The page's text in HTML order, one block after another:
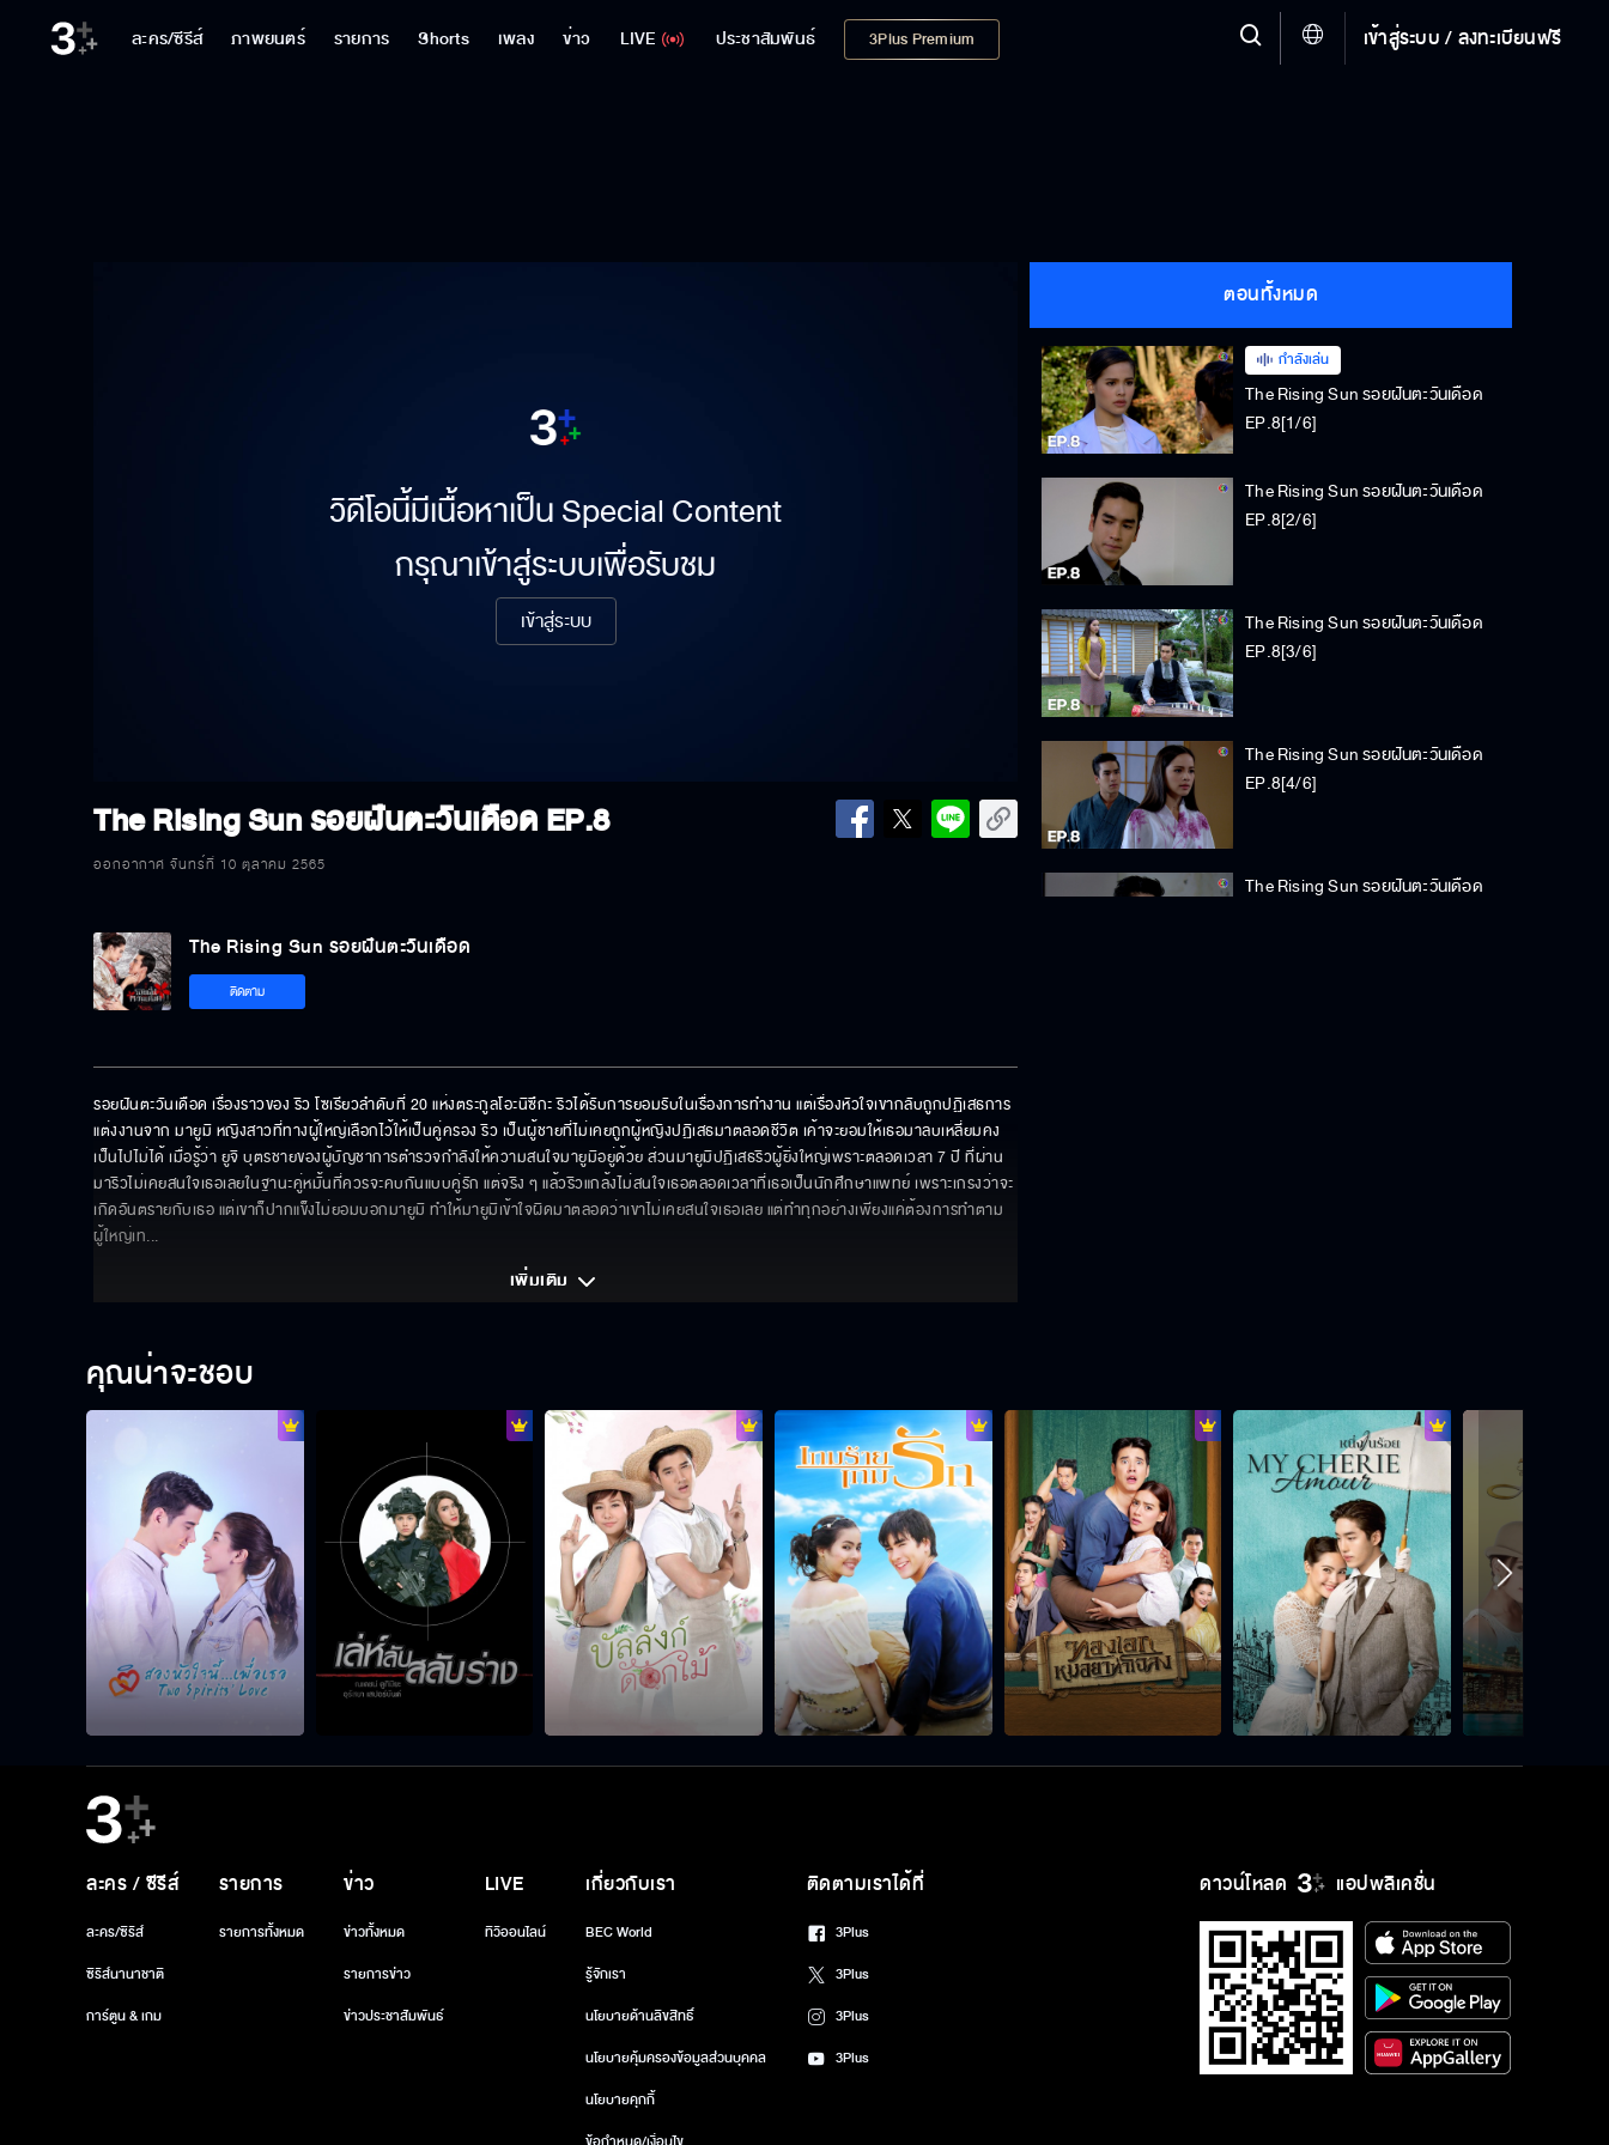
ละคร/ซีรีส์ ภาพยนตร์ รายการ Shorts เพลง ข่าว LIVE ประชาสัมพันธ์ 3Plus Premium เข้าสู่ระบบ / ลงทะเบียนฟรี
วิดีโอนี้มีเนื้อหาเป็น Special Content
กรุณาเข้าสู่ระบบเพื่อรับชม
เข้าสู่ระบบ
The Rising Sun รอยฝันตะวันเดือดEP.8
ออกอากาศ จันทร์ที่ 10 ตุลาคม 2565
ตอนทั้งหมด
กำลังเล่น
The Rising Sun รอยฝันตะวันเดือด
EP.8[1/6]
The Rising Sun รอยฝันตะวันเดือด
EP.8[2/6]
The Rising Sun รอยฝันตะวันเดือด
EP.8[3/6]
The Rising Sun รอยฝันตะวันเดือด
EP.8[4/6]
The Rising Sun รอยฝันตะวันเดือด
The Rising Sun รอยฝันตะวันเดือด
ติดตาม
รอยฝันตะวันเดือด เรื่องราวของ ริว โซเรียวลำดับที่ 20 แห่งตระกูลโอะนิซึกะ ริวได้รับการยอมรับในเรื่องการทำงาน แต่เรื่องหัวใจเขากลับถูกปฏิเสธการ
แต่งงานจาก มายูมิ หญิงสาวที่ทางผู้ใหญ่เลือกไว้ให้เป็นคู่ครอง ริว เป็นผู้ชายที่ไม่เคยถูกผู้หญิงปฏิเสธมาตลอดชีวิต เค้าจะยอมให้เธอมาลบเหลี่ยมคง
เป็นไปไม่ได้ เมื่อรู้ว่า ยูจิ บุตรชายของผู้บัญชาการตำรวจกำลังให้ความสนใจมายูมิอยู่ด้วย ส่วนมายูมิปฏิเสธริวผู้ยิ่งใหญ่เพราะตลอดเวลา 7 ปี ที่ผ่าน
มาริวไม่เคยสนใจเธอเลยในฐานะคู่หมั้นที่ควรจะคบกันแบบคู่รัก แต่จริง ๆ แล้วริวแกล้งไม่สนใจเธอตลอดเวลาที่เธอเป็นนักศึกษาแพทย์ เพราะเกรงว่าจะ
เกิดอันตรายกับเธอ แต่เขาก็ปากแข็งไม่ยอมบอกมายูมิ ทำให้มายูมิเข้าใจผิดมาตลอดว่าเขาไม่เคยสนใจเธอเลย แต่ทำทุกอย่างเพียงแค่ต้องการทำตาม
ผู้ใหญ่เท...
เพิ่มเติม
คุณน่าจะชอบ
ดาวน์โหลด แอปพลิเคชั่น
ละคร / ซีรีส์
ละคร/ซีรีส์
ซีรีส์นานาชาติ
การ์ตูน & เกม
รายการ
รายการทั้งหมด
ข่าว
ข่าวทั้งหมด
รายการข่าว
ข่าวประชาสัมพันธ์
LIVE
ทีวีออนไลน์
เกี่ยวกับเรา
BEC World
รู้จักเรา
นโยบายด้านลิขสิทธิ์
นโยบายคุ้มครองข้อมูลส่วนบุคคล
นโยบายคุกกี้
ติดตามเราได้ที่
3Plus
3Plus
3Plus
3Plus